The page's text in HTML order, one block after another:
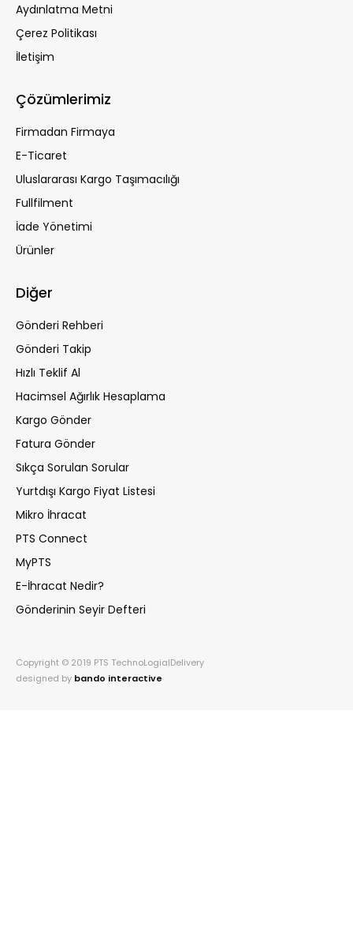
Aydınlatma Metni
Çerez Politikası
İletişim
Çözümlerimiz
Firmadan Firmaya
E-Ticaret
Uluslararası Kargo Taşımacılığı
Fullfilment
İade Yönetimi
Ürünler
Diğer
Gönderi Rehberi
Gönderi Takip
Hızlı Teklif Al
Hacimsel Ağırlık Hesaplama
Kargo Gönder
Fatura Gönder
Sıkça Sorulan Sorular
Yurtdışı Kargo Fiyat Listesi
Mikro İhracat
PTS Connect
MyPTS
E-İhracat Nedir?
Gönderinin Seyir Defteri
Copyright © 2019 PTS TechnoLogialDelivery
designed by bando interactive